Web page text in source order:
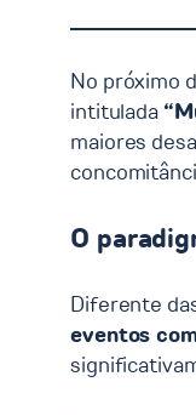
No próximo
intitulada
maiores
O
Diferente
eventos